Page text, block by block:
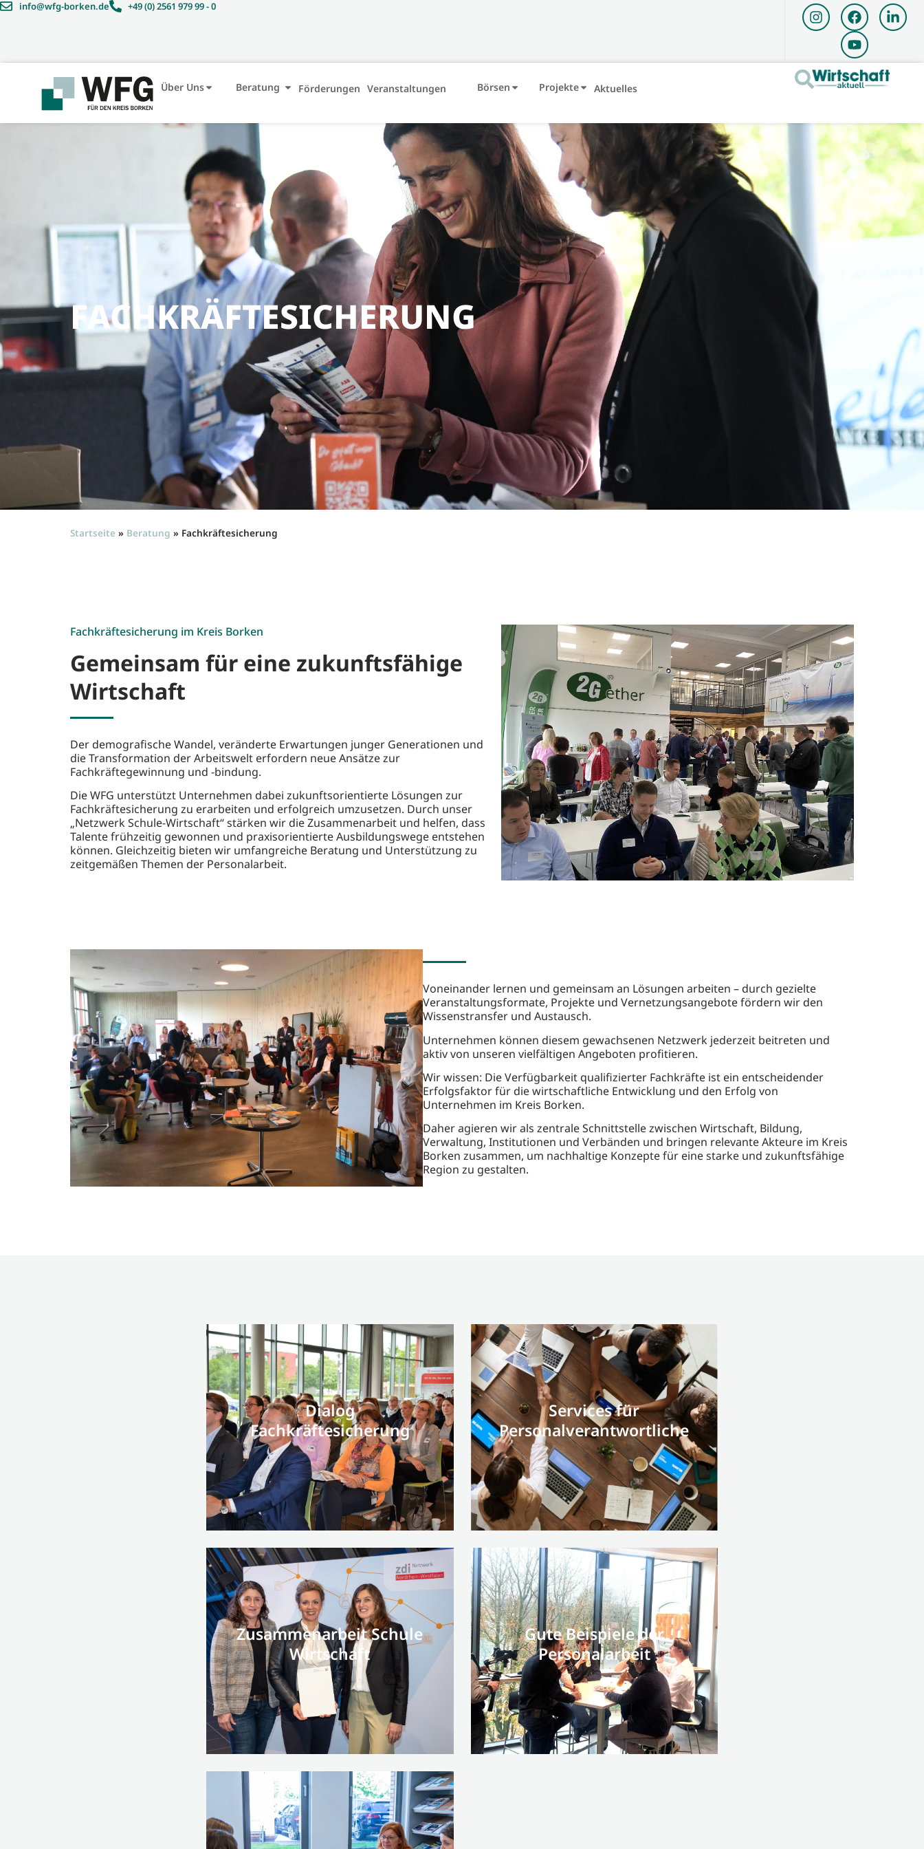
info@wfg-borken.de +49 (0) 2561 979 99 - 0
Über Uns Beratung Förderungen Veranstaltungen Börsen Projekte Aktuelles
FACHKRÄFTESICHERUNG
Startseite » Beratung » Fachkräftesicherung
Fachkräftesicherung im Kreis Borken
Gemeinsam für eine zukunftsfähige
Wirtschaft
Der demografische Wandel, veränderte Erwartungen junger Generationen und
die Transformation der Arbeitswelt erfordern neue Ansätze zur
Fachkräftegewinnung und -bindung.
Die WFG unterstützt Unternehmen dabei zukunftsorientierte Lösungen zur
Fachkräftesicherung zu erarbeiten und erfolgreich umzusetzen. Durch unser
„Netzwerk Schule-Wirtschaft“ stärken wir die Zusammenarbeit und helfen, dass
Talente frühzeitig gewonnen und praxisorientierte Ausbildungswege entstehen
können. Gleichzeitig bieten wir umfangreiche Beratung und Unterstützung zu
zeitgemäßen Themen der Personalarbeit.
Voneinander lernen und gemeinsam an Lösungen arbeiten – durch gezielte
Veranstaltungsformate, Projekte und Vernetzungsangebote fördern wir den
Wissenstransfer und Austausch.
Unternehmen können diesem gewachsenen Netzwerk jederzeit beitreten und
aktiv von unseren vielfältigen Angeboten profitieren.
Wir wissen: Die Verfügbarkeit qualifizierter Fachkräfte ist ein entscheidender
Erfolgsfaktor für die wirtschaftliche Entwicklung und den Erfolg von
Unternehmen im Kreis Borken.
Daher agieren wir als zentrale Schnittstelle zwischen Wirtschaft, Bildung,
Verwaltung, Institutionen und Verbänden und bringen relevante Akteure im Kreis
Borken zusammen, um nachhaltige Konzepte für eine starke und zukunftsfähige
Region zu gestalten.
Dialog
Fachkräftesicherung
Services für
Personalverantwortliche
Zusammenarbeit Schule
Wirtschaft
Gute Beispiele der
Personalarbeit